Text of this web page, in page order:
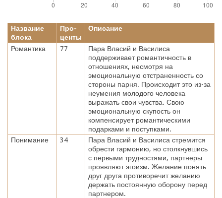
Название
блока
Про-
центы
Описание
Романтика 77
Пара Власий и Василиса
поддерживает романтичность в
отношениях, несмотря на
эмоциональную отстраненность со
стороны парня. Происходит это из-за
неумения молодого человека
выражать свои чувства. Свою
эмоциональную скупость он
компенсирует романтическими
подарками и поступками.
Понимание
34
Пара Власий и Василиса стремится
обрести гармонию, но столкнувшись
с первыми трудностями, партнеры
проявляют эгоизм. Желание понять
друг друга противоречит желанию
держать постоянную оборону перед
партнером.